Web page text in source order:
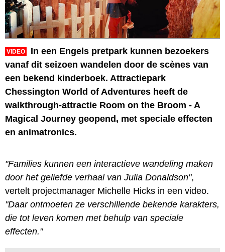
VIDEO
In een Engels pretpark kunnen bezoekers
vanaf dit seizoen wandelen door de scènes van
een bekend kinderboek. Attractiepark
Chessington World of Adventures heeft de
walkthrough-attractie Room on the Broom - A
Magical Journey geopend, met speciale effecten
en animatronics.
"Families kunnen een interactieve wandeling maken
door het geliefde verhaal van Julia Donaldson",
vertelt projectmanager Michelle Hicks in een video.
"Daar ontmoeten ze verschillende bekende karakters,
die tot leven komen met behulp van speciale
effecten."